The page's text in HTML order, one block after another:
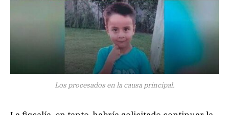
Los procesados en la causa principal.